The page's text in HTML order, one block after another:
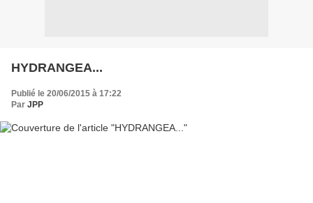
HYDRANGEA...
Publié le 20/06/2015 à 17:22
Par JPP